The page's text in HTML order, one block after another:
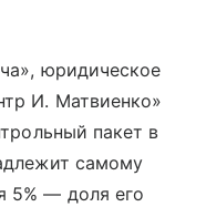
юридическое
И. Матвиенко»
пакет в
самому
5% — доля его